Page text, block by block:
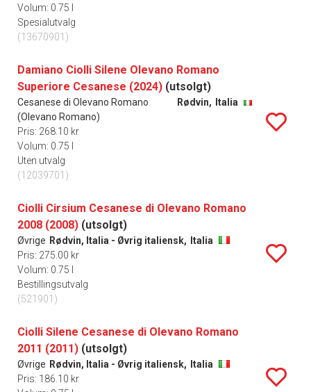
Volum: 0.75 l
Spesialutvalg
(13670901)
Damiano Ciolli Silene Olevano Romano
Superiore Cesanese (2024) (utsolgt)
Cesanese di Olevano Romano
(Olevano Romano)
Rødvin, Italia
Pris: 268.10 kr
Volum: 0.75 l
Uten utvalg
(12039701)
Ciolli Cirsium Cesanese di Olevano Romano
2008 (2008) (utsolgt)
Øvrige Rødvin, Italia - Øvrig italiensk,
Italia
Pris: 275.00 kr
Volum: 0.75 l
Bestillingsutvalg
(521901)
Ciolli Silene Cesanese di Olevano Romano
2011 (2011) (utsolgt)
Øvrige Rødvin, Italia - Øvrig italiensk,
Italia
Pris: 186.10 kr